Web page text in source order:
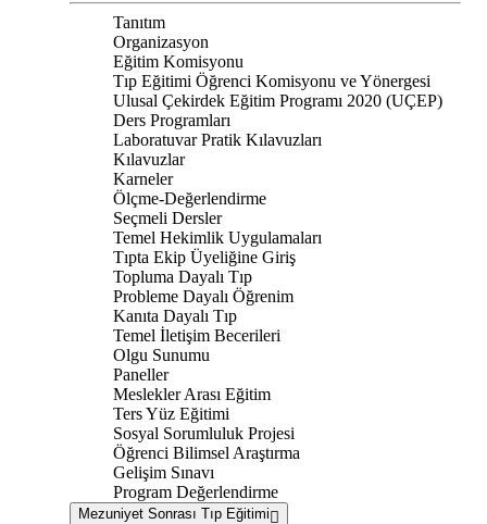
Tanıtım
Organizasyon
Eğitim Komisyonu
Tıp Eğitimi Öğrenci Komisyonu ve Yönergesi
Ulusal Çekirdek Eğitim Programı 2020 (UÇEP)
Ders Programları
Laboratuvar Pratik Kılavuzları
Kılavuzlar
Karneler
Ölçme-Değerlendirme
Seçmeli Dersler
Temel Hekimlik Uygulamaları
Tıpta Ekip Üyeliğine Giriş
Topluma Dayalı Tıp
Probleme Dayalı Öğrenim
Kanıta Dayalı Tıp
Temel İletişim Becerileri
Olgu Sunumu
Paneller
Meslekler Arası Eğitim
Ters Yüz Eğitimi
Sosyal Sorumluluk Projesi
Öğrenci Bilimsel Araştırma
Gelişim Sınavı
Program Değerlendirme
Mezuniyet Sonrası Tıp Eğitimi